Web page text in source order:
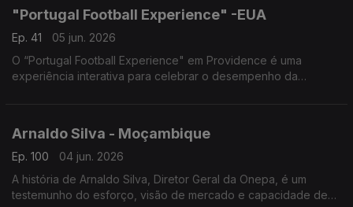
"Portugal Football Experience" -EUA
Ep. 41
05 jun. 2026
O “Portugal Football Experience" em Providence é uma
experiência interativa para celebrar o desempenho da
Arnaldo Silva - Moçambique
Ep. 100
04 jun. 2026
A história de Arnaldo Silva, Diretor Geral da Onepa, é um
testemunho do esforço, visão de mercado e capacidade de